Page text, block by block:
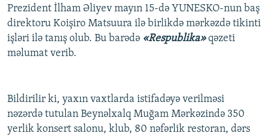
Prezident İlham Əliyev mayın 15-də YUNESKO-nun baş
direktoru Koişiro Matsuura ilə birlikdə mərkəzdə tikinti
işləri ilə tanış olub. Bu barədə «Respublika»qəzeti
məlumat verib.
Bildirilir ki, yaxın vaxtlarda istifadəyə verilməsi
nəzərdə tutulan Beynəlxalq Muğam Mərkəzində 350
yerlik konsert salonu, klub, 80 nəfərlik restoran, dərs